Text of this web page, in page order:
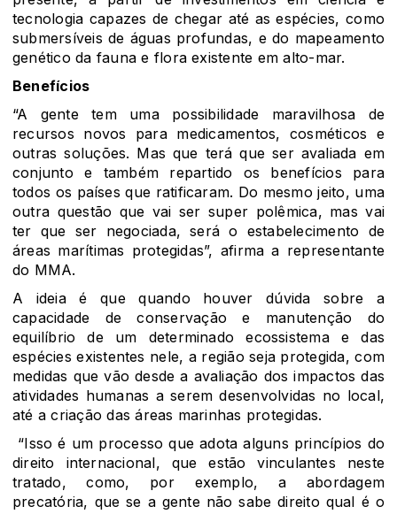
tecnologia capazes de chegar até as espécies, como
submersíveis de águas profundas, e do mapeamento
genético da fauna e flora existente em alto-mar.
Benefícios
“A gente tem uma possibilidade maravilhosa de
recursos novos para medicamentos, cosméticos e
outras soluções. Mas que terá que ser avaliada em
conjunto e também repartido os benefícios para
todos os países que ratificaram. Do mesmo jeito, uma
outra questão que vai ser super polêmica, mas vai
ter que ser negociada, será o estabelecimento de
áreas marítimas protegidas”, afirma a representante
do MMA.
A ideia é que quando houver dúvida sobre a
capacidade de conservação e manutenção do
equilíbrio de um determinado ecossistema e das
espécies existentes nele, a região seja protegida, com
medidas que vão desde a avaliação dos impactos das
atividades humanas a serem desenvolvidas no local,
até a criação das áreas marinhas protegidas.
“Isso é um processo que adota alguns princípios do
direito internacional, que estão vinculantes neste
tratado, como, por exemplo, a abordagem
precatória, que se a gente não sabe direito qual é o